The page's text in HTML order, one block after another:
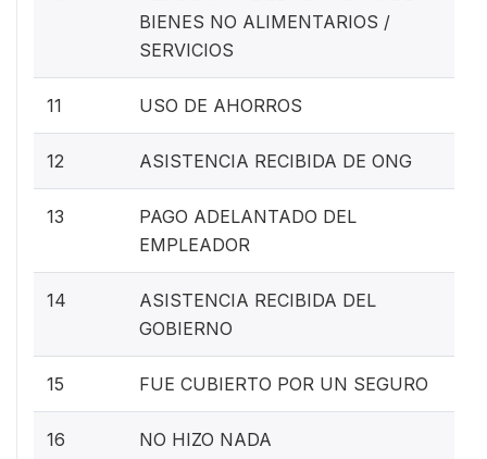
BIENES NO ALIMENTARIOS /
SERVICIOS
11 USO DE AHORROS
12 ASISTENCIA RECIBIDA DE ONG
13
PAGO ADELANTADO DEL
EMPLEADOR
14
ASISTENCIA RECIBIDA DEL
GOBIERNO
15 FUE CUBIERTO POR UN SEGURO
16 NO HIZO NADA